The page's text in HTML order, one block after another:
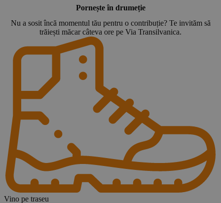
Pornește în drumeție
Nu a sosit încă momentul tău pentru o contribuție? Te invităm să
trăiești măcar câteva ore pe Via Transilvanica.
Vino pe traseu